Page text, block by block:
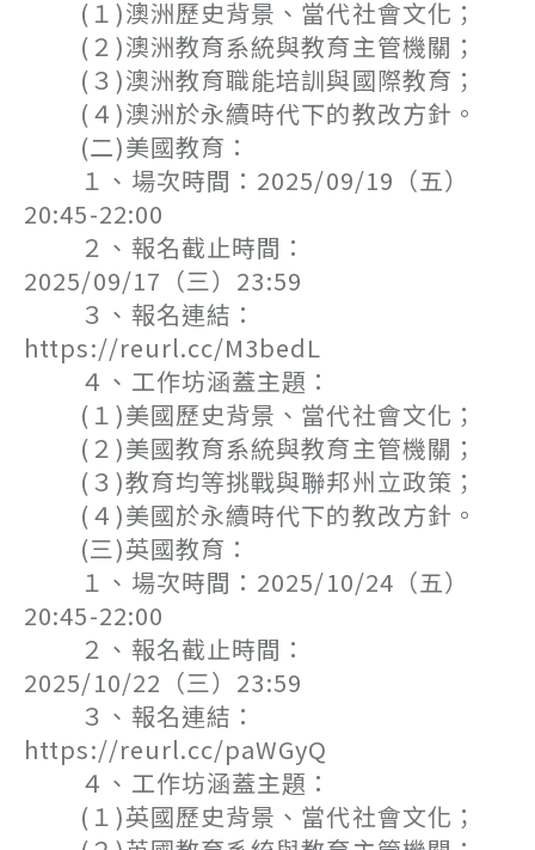
(１)澳洲歷史背景、當代社會文化；
(２)澳洲教育系統與教育主管機關；
(３)澳洲教育職能培訓與國際教育；
(４)澳洲於永續時代下的教改方針。
(二)美國教育：
１、場次時間：2025/09/19（五）
20:45-22:00
２、報名截止時間：
2025/09/17（三）23:59
３、報名連結：
https://reurl.cc/M3bedL
４、工作坊涵蓋主題：
(１)美國歷史背景、當代社會文化；
(２)美國教育系統與教育主管機關；
(３)教育均等挑戰與聯邦州立政策；
(４)美國於永續時代下的教改方針。
(三)英國教育：
１、場次時間：2025/10/24（五）
20:45-22:00
２、報名截止時間：
2025/10/22（三）23:59
３、報名連結：
https://reurl.cc/paWGyQ
４、工作坊涵蓋主題：
(１)英國歷史背景、當代社會文化；